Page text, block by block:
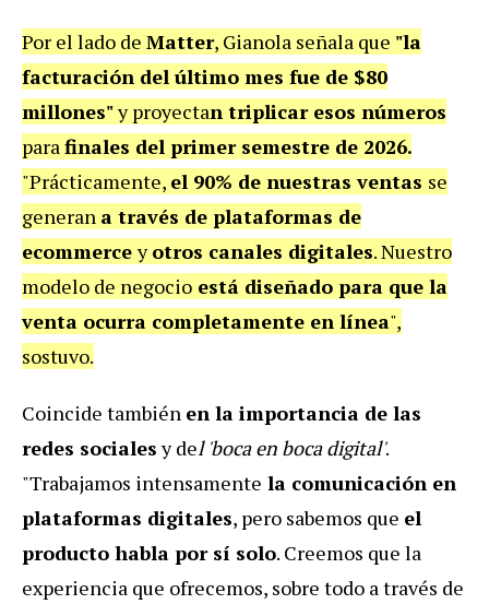
Por el lado de Matter, Gianola señala que "la
facturación del último mes fue de $80
millones"y proyectan triplicar esos números
parafinales del primer semestre de 2026.
"Prácticamente, el 90% de nuestras ventas se
generan a través de plataformas de
ecommerceyotros canales digitales. Nuestro
modelo de negocio está diseñado para que la
venta ocurra completamente en línea",
sostuvo.
Coincide también en la importancia de las
redes socialesy del 'boca en boca digital'.
"Trabajamos intensamente la comunicación en
plataformas digitales, pero sabemos que el
producto habla por sí solo. Creemos que la
experiencia que ofrecemos, sobre todo a través de